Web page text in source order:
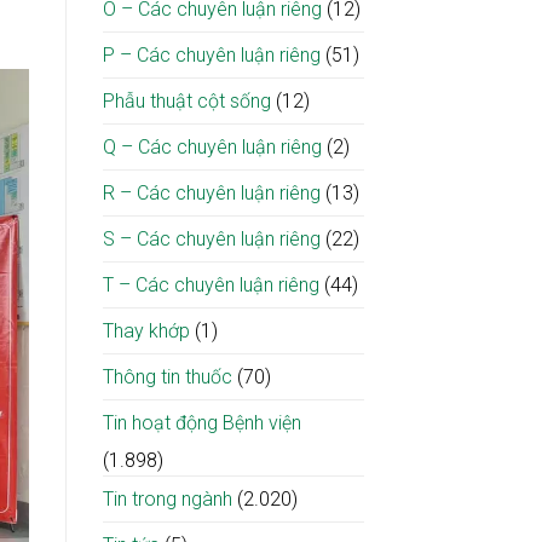
O – Các chuyên luận riêng (12)
P – Các chuyên luận riêng (51)
Phẫu thuật cột sống (12)
Q – Các chuyên luận riêng (2)
R – Các chuyên luận riêng (13)
S – Các chuyên luận riêng (22)
T – Các chuyên luận riêng (44)
Thay khớp (1)
Thông tin thuốc (70)
Tin hoạt động Bệnh viện
(1.898)
Tin trong ngành (2.020)